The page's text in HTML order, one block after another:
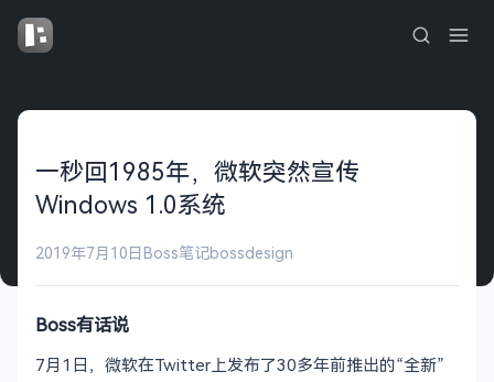
一秒回1985年，微软突然宣传
Windows 1.0系统
2019年7月10日Boss笔记bossdesign
Boss有话说
7月1日，微软在Twitter上发布了30多年前推出的“全新”